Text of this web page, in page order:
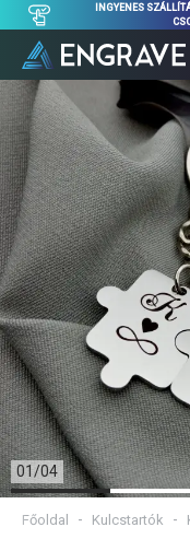
INGYENES
01 /04
Főoldal Kulcstartók